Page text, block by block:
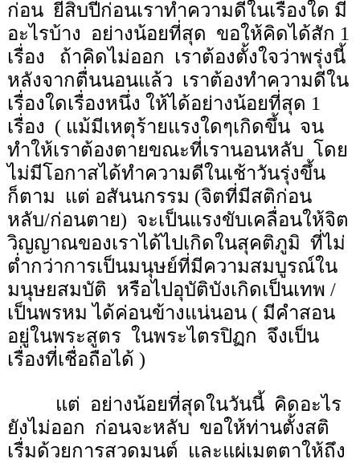
ก่อน ยี่สิบปีก่อนเราทำความดีในเรื่องใด มี
อะไรบ้าง
อย่างน้อยที่สุด ขอให้คิดได้สัก 1
เรื่อง
ถ้าคิดไม่ออก
เราต้องตั้งใจว่าพรุ่งนี้
หลังจากตื่นนอนแล้ว เราต้องทำความดีใน
เรื่องใดเรื่องหนึ่ง ให้ได้อย่างน้อยที่สุด 1
เรื่อง ( แม้มีเหตุร้ายแรงใดๆเกิดขึ้น จน
ทำให้เราต้องตายขณะที่เรานอนหลับ
โดย
ไม่มีโอกาสได้ทำความดีในเช้าวันรุ่งขึ้น
ก็ตาม
แต่ อสันนกรรม (จิตที่มีสติก่อน
หลับ/ก่อนตาย) จะเป็นแรงขับเคลื่อนให้จิต
วิญญาณของเราได้ไปเกิดในสุคติภูมิ ที่ไม่
ต่ำกว่าการเป็นมนุษย์ที่มีความสมบูรณ์ใน
มนุษยสมบัติ หรือไปอุบัติบังเกิดเป็นเทพ /
เป็นพรหม ได้ค่อนข้างแน่นอน ( มีคำสอน
อยู่ในพระสูตร ในพระไตรปิฏก จึงเป็น
เรื่องที่เชื่อถือได้ )
แต่ อย่างน้อยที่สุดในวันนี้ คิดอะไร
ยังไม่ออก ก่อนจะหลับ ขอให้ท่านตั้งสติ
เรื่มด้วยการสวดมนต์
และแผ่เมตตาให้ถึง